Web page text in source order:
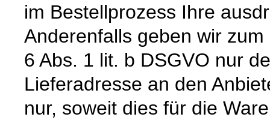
im Bestellprozess Ihre
Anderenfalls geben wir
6 Abs. 1 lit. b DSGVO nur
Lieferadresse an den
nur, soweit dies für die